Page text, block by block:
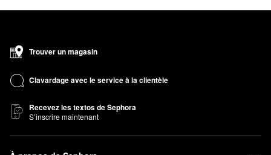
Trouver un magasin
Clavardage avec le service à la clientèle
Recevez les textos de Sephora
S’inscrire maintenant